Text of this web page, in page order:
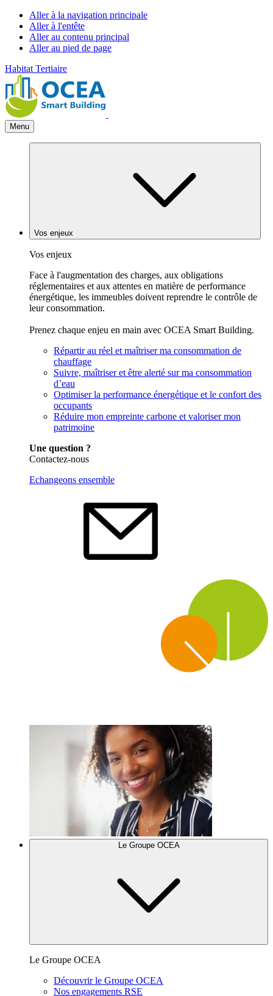
Aller à la navigation principale
Aller à l'entête
Aller au contenu principal
Aller au pied de page
Habitat Tertiaire
Menu
Vos enjeux
Vos enjeux
Face à l'augmentation des charges, aux obligations
réglementaires et aux attentes en matière de performance
énergétique, les immeubles doivent reprendre le contrôle de
leur consommation.
Prenez chaque enjeu en main avec OCEA Smart Building.
Répartir au réel et maîtriser ma consommation de
chauffage
Suivre, maîtriser et être alerté sur ma consommation
d’eau
Optimiser la performance énergétique et le confort des
occupants
Réduire mon empreinte carbone et valoriser mon
patrimoine
Une question ?
Contactez-nous
Echangeons ensemble
Le Groupe OCEA
Le Groupe OCEA
Découvrir le Groupe OCEA
Nos engagements RSE